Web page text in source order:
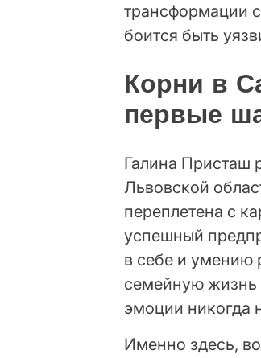
трансформации
боится быть
Корни в
первые
Галина Присташ
Львовской
переплетена с
успешный
в себе и умению
семейную жизнь
эмоции никогда
Именно здесь,